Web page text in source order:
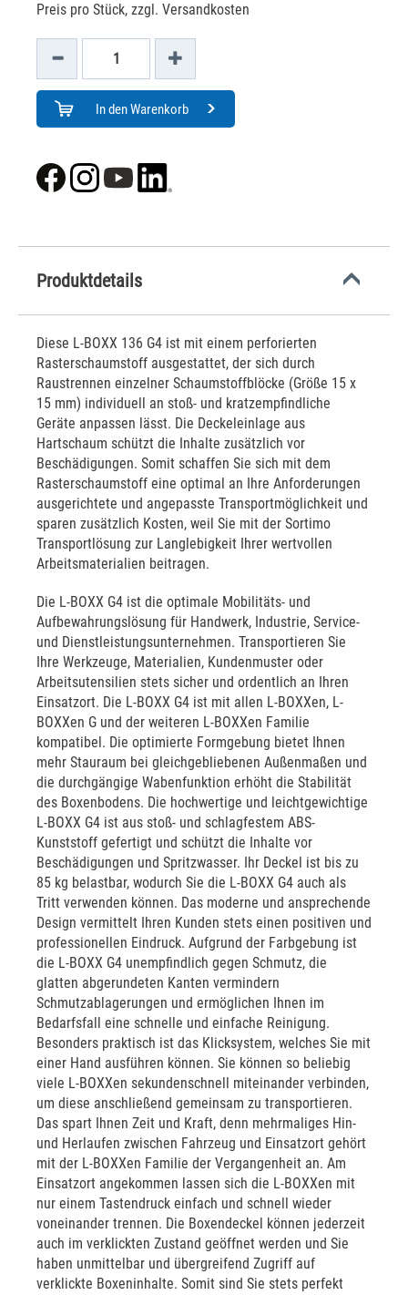
Preis pro Stück, zzgl. Versandkosten
In den Warenkorb
Produktdetails
Diese L-BOXX 136 G4 ist mit einem perforierten
Rasterschaumstoff ausgestattet, der sich durch
Raustrennen einzelner Schaumstoffblöcke (Größe 15 x
15 mm) individuell an stoß- und kratzempfindliche
Geräte anpassen lässt. Die Deckeleinlage aus
Hartschaum schützt die Inhalte zusätzlich vor
Beschädigungen. Somit schaffen Sie sich mit dem
Rasterschaumstoff eine optimal an Ihre Anforderungen
ausgerichtete und angepasste Transportmöglichkeit und
sparen zusätzlich Kosten, weil Sie mit der Sortimo
Transportlösung zur Langlebigkeit Ihrer wertvollen
Arbeitsmaterialien beitragen.
Die L-BOXX G4 ist die optimale Mobilitäts- und
Aufbewahrungslösung für Handwerk, Industrie, Service-
und Dienstleistungsunternehmen. Transportieren Sie
Ihre Werkzeuge, Materialien, Kundenmuster oder
Arbeitsutensilien stets sicher und ordentlich an Ihren
Einsatzort. Die L-BOXX G4 ist mit allen L-BOXXen, L-
BOXXen G und der weiteren L-BOXXen Familie
kompatibel. Die optimierte Formgebung bietet Ihnen
mehr Stauraum bei gleichgebliebenen Außenmaßen und
die durchgängige Wabenfunktion erhöht die Stabilität
des Boxenbodens. Die hochwertige und leichtgewichtige
L-BOXX G4 ist aus stoß- und schlagfestem ABS-
Kunststoff gefertigt und schützt die Inhalte vor
Beschädigungen und Spritzwasser. Ihr Deckel ist bis zu
85 kg belastbar, wodurch Sie die L-BOXX G4 auch als
Tritt verwenden können. Das moderne und ansprechende
Design vermittelt Ihren Kunden stets einen positiven und
professionellen Eindruck. Aufgrund der Farbgebung ist
die L-BOXX G4 unempfindlich gegen Schmutz, die
glatten abgerundeten Kanten vermindern
Schmutzablagerungen und ermöglichen Ihnen im
Bedarfsfall eine schnelle und einfache Reinigung.
Besonders praktisch ist das Klicksystem, welches Sie mit
einer Hand ausführen können. Sie können so beliebig
viele L-BOXXen sekundenschnell miteinander verbinden,
um diese anschließend gemeinsam zu transportieren.
Das spart Ihnen Zeit und Kraft, denn mehrmaliges Hin-
und Herlaufen zwischen Fahrzeug und Einsatzort gehört
mit der L-BOXXen Familie der Vergangenheit an. Am
Einsatzort angekommen lassen sich die L-BOXXen mit
nur einem Tastendruck einfach und schnell wieder
voneinander trennen. Die Boxendeckel können jederzeit
auch im verklickten Zustand geöffnet werden und Sie
haben unmittelbar und übergreifend Zugriff auf
verklickte Boxeninhalte. Somit sind Sie stets perfekt